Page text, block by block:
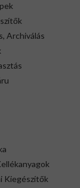
Archiválás
Kiegészítők